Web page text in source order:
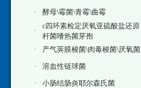
·
酵母\霉菌\青霉\曲霉
·
c四环素检定厌氧亚硫酸盐还原
杆菌嗜热菌芽孢
·
产气荚膜梭菌\肉毒梭菌\厌氧菌
·
溶血性链球菌
·
小肠结肠炎耶尔森氏菌